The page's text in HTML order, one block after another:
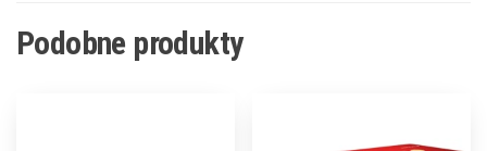
Podobne produkty